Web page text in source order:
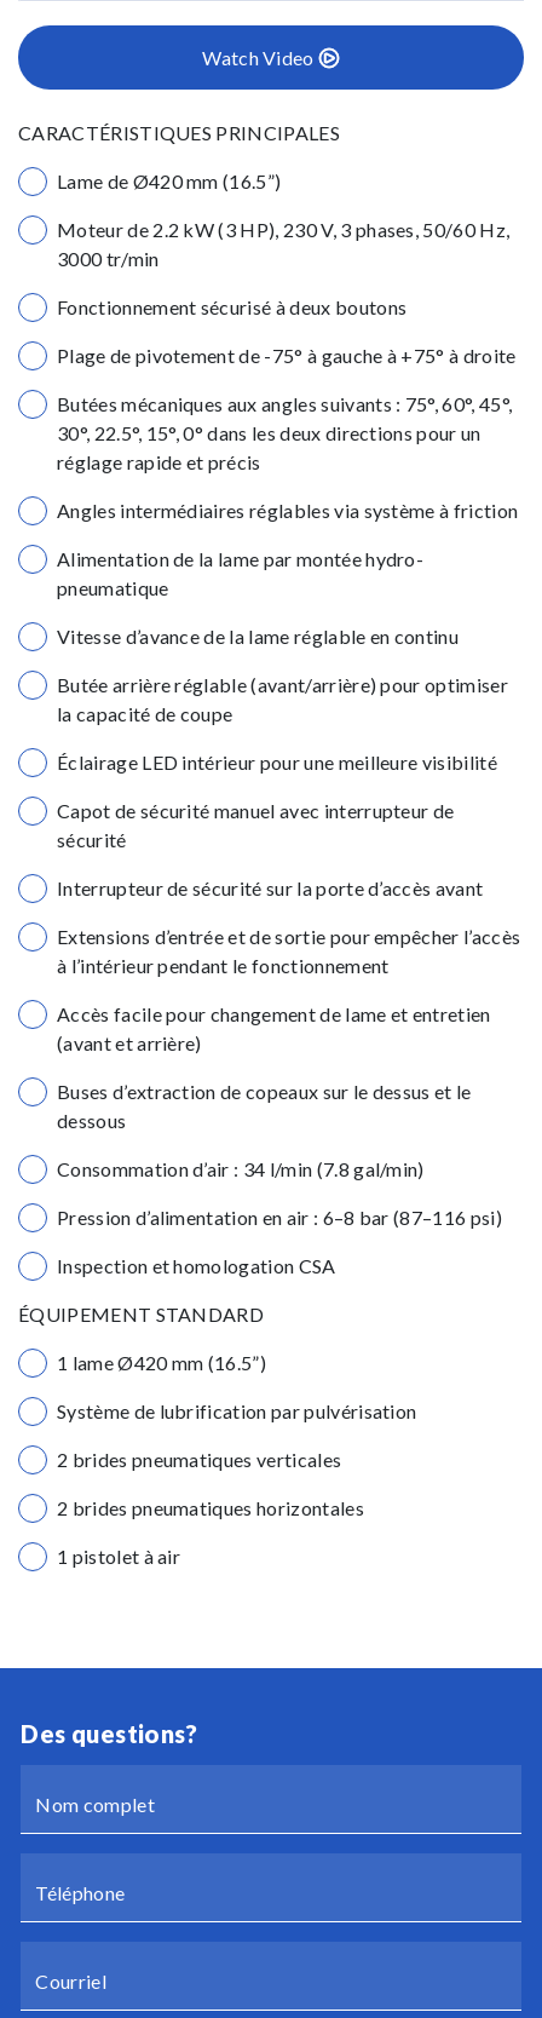
Watch Video
CARACTÉRISTIQUES PRINCIPALES
Lame de Ø420 mm (16.5”)
Moteur de 2.2 kW (3 HP), 230 V, 3 phases, 50/60 Hz,
3000 tr/min
Fonctionnement sécurisé à deux boutons
Plage de pivotement de -75° à gauche à +75° à droite
Butées mécaniques aux angles suivants : 75°, 60°, 45°,
30°, 22.5°, 15°, 0° dans les deux directions pour un
réglage rapide et précis
Angles intermédiaires réglables via système à friction
Alimentation de la lame par montée hydro-
pneumatique
Vitesse d’avance de la lame réglable en continu
Butée arrière réglable (avant/arrière) pour optimiser
la capacité de coupe
Éclairage LED intérieur pour une meilleure visibilité
Capot de sécurité manuel avec interrupteur de
sécurité
Interrupteur de sécurité sur la porte d’accès avant
Extensions d’entrée et de sortie pour empêcher l’accès
à l’intérieur pendant le fonctionnement
Accès facile pour changement de lame et entretien
(avant et arrière)
Buses d’extraction de copeaux sur le dessus et le
dessous
Consommation d’air : 34 l/min (7.8 gal/min)
Pression d’alimentation en air : 6–8 bar (87–116 psi)
Inspection et homologation CSA
ÉQUIPEMENT STANDARD
1 lame Ø420 mm (16.5”)
Système de lubrification par pulvérisation
2 brides pneumatiques verticales
2 brides pneumatiques horizontales
1 pistolet à air
Des questions?